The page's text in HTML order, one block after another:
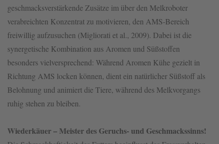
geschmacksverstärkende Zusätze im über den Melkroboter
verabreichten Konzentrat zu motivieren, den AMS-Bereich
freiwillig aufzusuchen (Migliorati et al., 2009). Dabei ist die
synergetische Kombination aus Aromen und Süßstoffen
besonders vielversprechend: Während Aromen Kühe gezielt in
Richtung AMS locken können, dient ein natürlicher Süßstoff als
Belohnung und animiert die Tiere, während des Melkvorgangs
ruhig stehen zu bleiben.
Wiederkäuer – Meister des Geruchs- und Geschmackssinns!